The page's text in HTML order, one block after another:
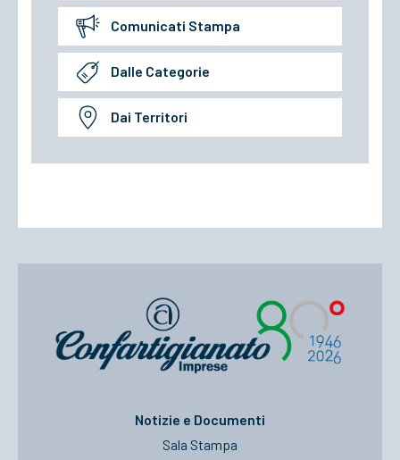
Comunicati Stampa
Dalle Categorie
Dai Territori
Notizie e Documenti
Sala Stampa